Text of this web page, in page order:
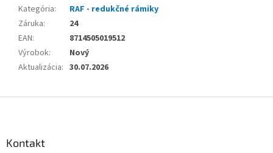
Kategória:
RAF - redukčné rámiky
Záruka:
24
EAN:
8714505019512
Výrobok:
Nový
Aktualizácia: 30.07.2026
Kontakt